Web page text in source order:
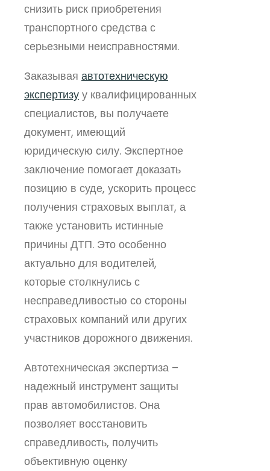
снизить риск приобретения
транспортного средства с
серьезными неисправностями.
Заказывая автотехническую
экспертизу у квалифицированных
специалистов, вы получаете
документ, имеющий
юридическую силу. Экспертное
заключение помогает доказать
позицию в суде, ускорить процесс
получения страховых выплат, а
также установить истинные
причины ДТП. Это особенно
актуально для водителей,
которые столкнулись с
несправедливостью со стороны
страховых компаний или других
участников дорожного движения.
Автотехническая экспертиза –
надежный инструмент защиты
прав автомобилистов. Она
позволяет восстановить
справедливость, получить
объективную оценку